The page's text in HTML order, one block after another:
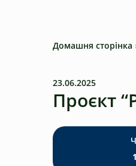
Домашня сторінка
23.06.2025
Проєкт